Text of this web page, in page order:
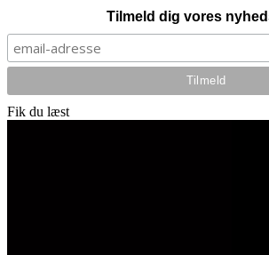
Tilmeld dig vores
Fik du læst